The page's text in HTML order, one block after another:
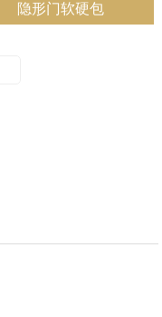
隐形门软硬包